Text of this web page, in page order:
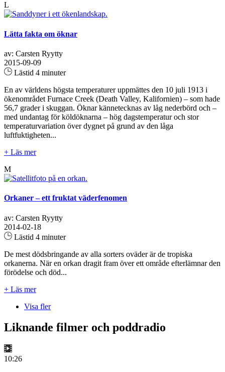
L
Lätta fakta om öknar
av: Carsten Ryytty
2015-09-09
Lästid 4 minuter
En av världens högsta temperaturer uppmättes den 10 juli 1913 i
ökenområdet Furnace Creek (Death Valley, Kalifornien) – som hade
56,7 grader i skuggan. Öknar kännetecknas av låg nederbörd och –
med undantag för köldöknarna – hög dagstemperatur och stor
temperaturvariation över dygnet på grund av den låga
luftfuktigheten...
+ Läs mer
M
Orkaner – ett fruktat väderfenomen
av: Carsten Ryytty
2014-02-18
Lästid 4 minuter
De mest dödsbringande av alla sorters oväder är de tropiska
orkanerna. När en orkan dragit fram över ett område efterlämnar den
förödelse och död...
+ Läs mer
Visa fler
Liknande filmer och poddradio
10:26